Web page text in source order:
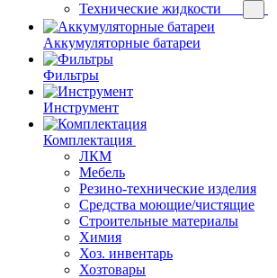
Технические жидкости
Аккумуляторные батареи
Фильтры
Инструмент
Комплектация
ЛКМ
Мебель
Резино-технические изделия
Средства моющие/чистящие
Строительные материалы
Химия
Хоз. инвентарь
Хозтовары